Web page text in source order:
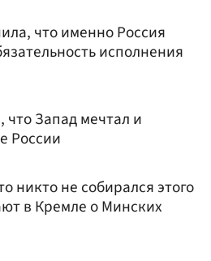
что именно Россия
исполнения
Запад мечтал и
России
никто не собирался этого
в Кремле о Минских